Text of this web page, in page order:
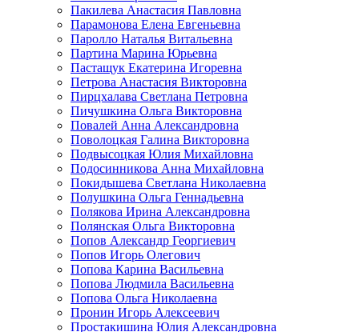
Пакилева Анастасия Павловна
Парамонова Елена Евгеньевна
Паролло Наталья Витальевна
Партина Марина Юрьевна
Пастащук Екатерина Игоревна
Петрова Анастасия Викторовна
Пирцхалава Светлана Петровна
Пичушкина Ольга Викторовна
Повалей Анна Александровна
Поволоцкая Галина Викторовна
Подвысоцкая Юлия Михайловна
Подосинникова Анна Михайловна
Покидышева Светлана Николаевна
Полушкина Ольга Геннадьевна
Полякова Ирина Александровна
Полянская Ольга Викторовна
Попов Александр Георгиевич
Попов Игорь Олегович
Попова Карина Васильевна
Попова Людмила Васильевна
Попова Ольга Николаевна
Пронин Игорь Алексеевич
Простакишина Юлия Александровна